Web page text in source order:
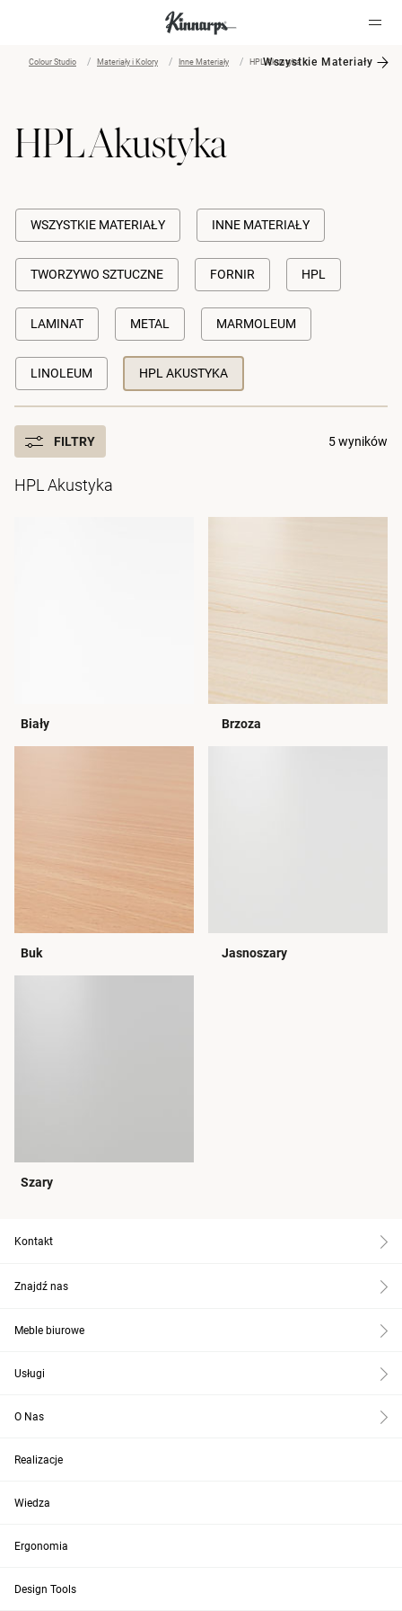
Colour Studio Materiały i Kolory Inne Materiały HPL Akustyka
Wszystkie Materiały
HPL Akustyka
WSZYSTKIE MATERIAŁY INNE MATERIAŁY
TWORZYWO SZTUCZNE FORNIR HPL
LAMINAT METAL MARMOLEUM
LINOLEUM HPL AKUSTYKA
FILTRY 5 wyników
HPL Akustyka
Biały Brzoza
Buk Jasnoszary
Szary
Kontakt
Znajdź nas
Meble biurowe
Usługi
O Nas
Realizacje
Wiedza
Ergonomia
Design Tools